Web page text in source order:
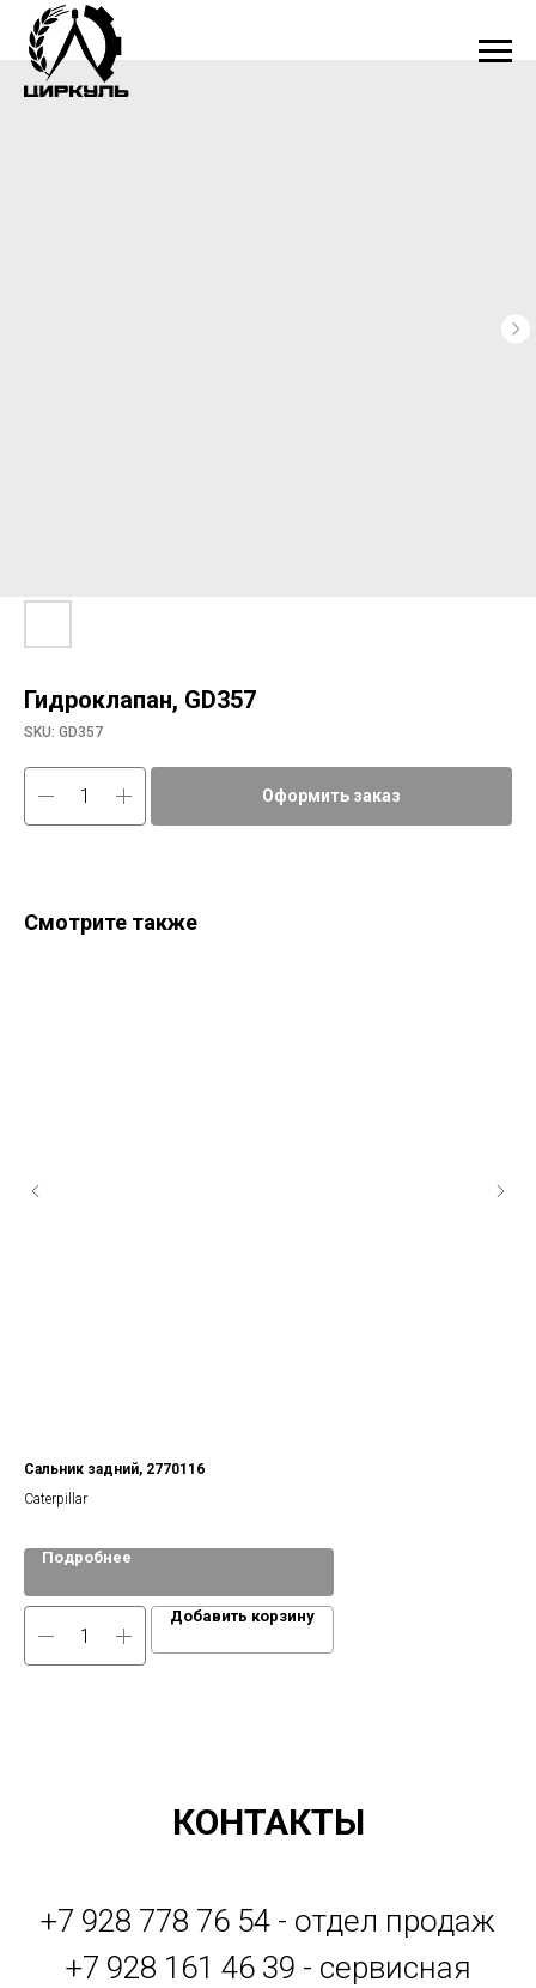
Гидроклапан, GD357
SKU: GD357
Оформить заказ
Смотрите также
Сальник задний, 2770116
Caterpillar
Подробнее
Добавить корзину
КОНТАКТЫ
+7 928 778 76 54 - отдел продаж
+7 928 161 46 39 - сервисная